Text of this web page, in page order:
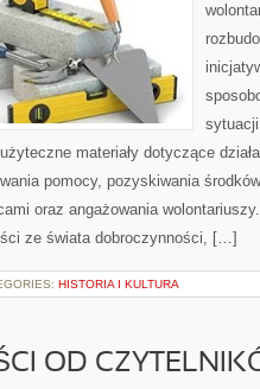
materiały dotyczące
pomocy, pozyskiwania
oraz angażowania
ze świata dobroczynności, […]
HISTORIA I KULTURA
OD